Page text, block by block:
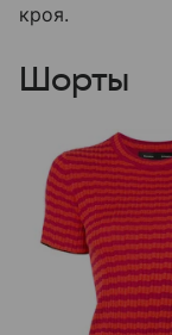
кроя.
Шорты